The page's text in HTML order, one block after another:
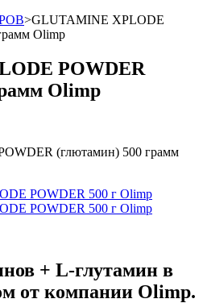
>GLUTAMINE XPLODE
Olimp
POWDER
Olimp
+ L-глутамин в
от компании Olimp.